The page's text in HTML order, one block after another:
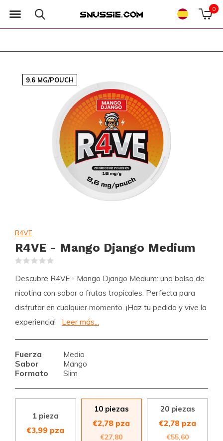
0
9.6 MG/POUCH
R4VE
R4VE - Mango Django Medium
Descubre R4VE - Mango Django Medium: una bolsa de
nicotina con sabor a frutas tropicales. Perfecta para
disfrutar en cualquier momento. ¡Haz tu pedido y vive la
experiencia!
Leer más...
Fuerza Medio
Sabor Mango
Formato Slim
1 pieza
€3,99 pza
10 piezas
€2,78 pza
€27,80
20 piezas
€2,78 pza
€55,60